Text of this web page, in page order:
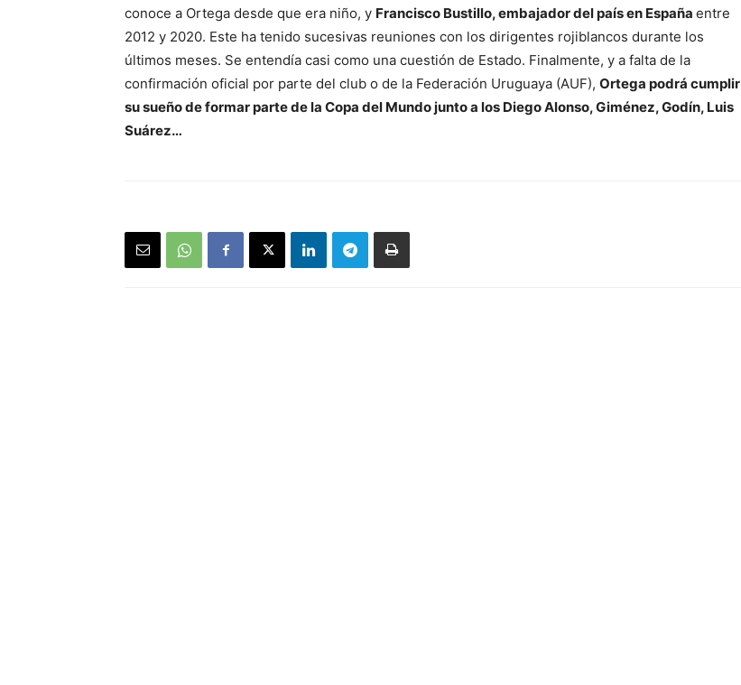
conoce a Ortega desde que era niño, y Francisco Bustillo, embajador del país en España entre
2012 y 2020. Este ha tenido sucesivas reuniones con los dirigentes rojiblancos durante los
últimos meses. Se entendía casi como una cuestión de Estado. Finalmente, y a falta de la
confirmación oficial por parte del club o de la Federación Uruguaya (AUF), Ortega podrá cumplir
su sueño de formar parte de la Copa del Mundo junto a los Diego Alonso, Giménez, Godín, Luis
Suárez…